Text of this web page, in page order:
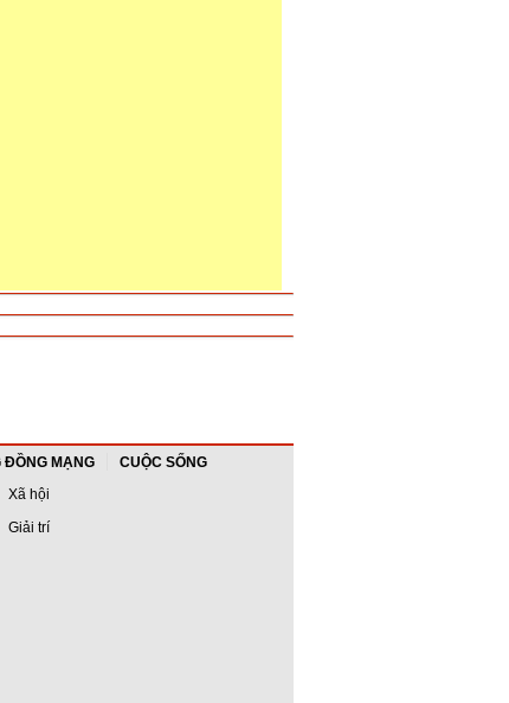
ĐỒNG MẠNG
CUỘC SỐNG
Xã hội
Giải trí